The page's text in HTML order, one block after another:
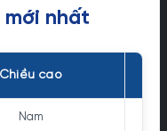
mới nhất
Chiều cao
Nam